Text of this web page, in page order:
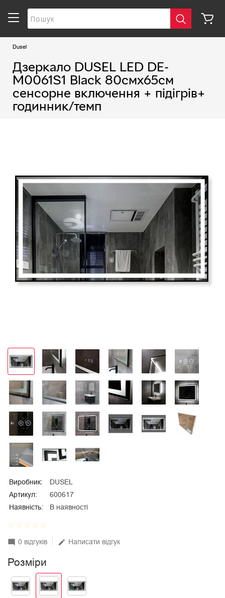
Dusel
Дзеркало DUSEL LED DE-
M0061S1 Black 80смх65см
сенсорне включення + підігрів+
годинник/темп
Виробник:
DUSEL
Артикул:
600617
Наявність:
В наявності
star_border star_border star_border star_border star_border
mode_comment 0 відгуків edit Написати відгук
Розміри